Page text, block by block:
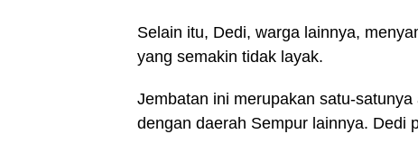
Selain itu, Dedi, warga lainnya,
yang semakin tidak layak.
Jembatan ini merupakan satu-
dengan daerah Sempur lainnya. Dedi